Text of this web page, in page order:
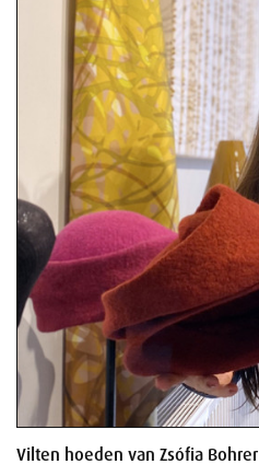
Vilten hoeden van Zsófia Bohrer